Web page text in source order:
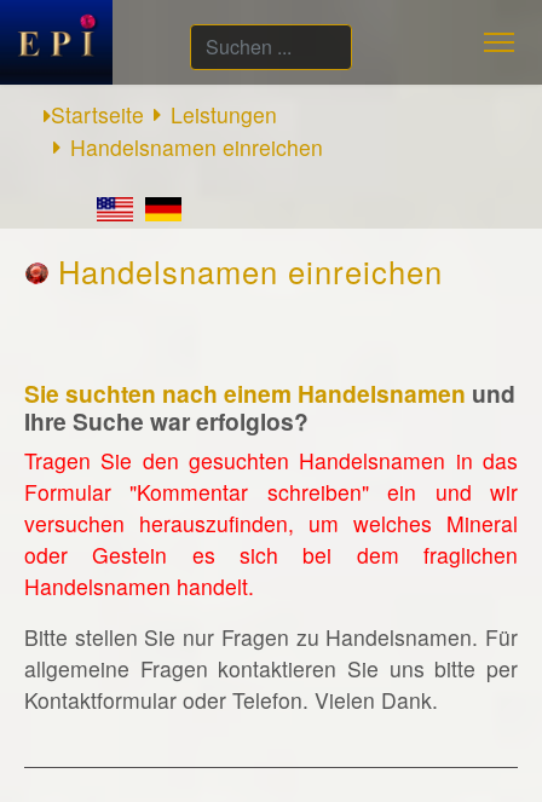
Suchen
...
Startseite
Leistungen
Handelsnamen einreichen
Handelsnamen einreichen
Sie suchten nach einem Handelsnamen und
Ihre Suche war erfolglos?
Tragen Sie den gesuchten Handelsnamen in das
Formular "Kommentar schreiben" ein und wir
versuchen herauszufinden, um welches Mineral
oder Gestein es sich bei dem fraglichen
Handelsnamen handelt.
Bitte stellen Sie nur Fragen zu Handelsnamen. Für
allgemeine Fragen kontaktieren Sie uns bitte per
Kontaktformular oder Telefon. Vielen Dank.